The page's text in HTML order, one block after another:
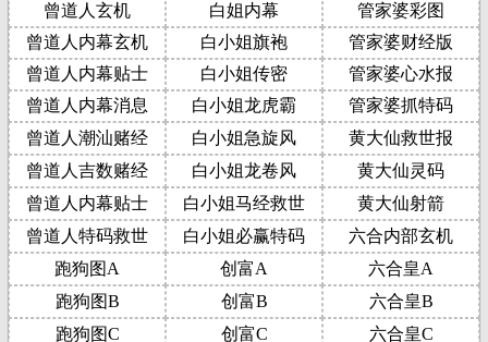
曾道人玄机
白姐内幕
管家婆彩图
曾道人内幕玄机
白小姐旗袍
管家婆财经版
曾道人内幕贴士
白小姐传密
管家婆心水报
曾道人内幕消息
白小姐龙虎霸
管家婆抓特码
曾道人潮汕赌经
白小姐急旋风
黄大仙救世报
曾道人吉数赌经
白小姐龙卷风
黄大仙灵码
曾道人内幕贴士
白小姐马经救世
黄大仙射箭
曾道人特码救世
白小姐必赢特码
六合内部玄机
跑狗图A
创富A
六合皇A
跑狗图B
创富B
六合皇B
跑狗图C
创富C
六合皇C